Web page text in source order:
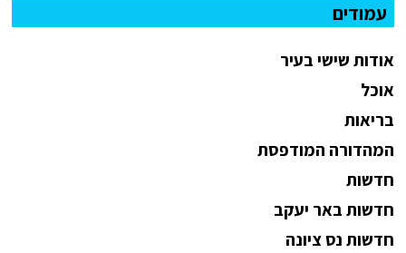
עמודים
אודות שישי בעיר
אוכל
בריאות
המהדורה המודפסת
חדשות
חדשות באר יעקב
חדשות נס ציונה